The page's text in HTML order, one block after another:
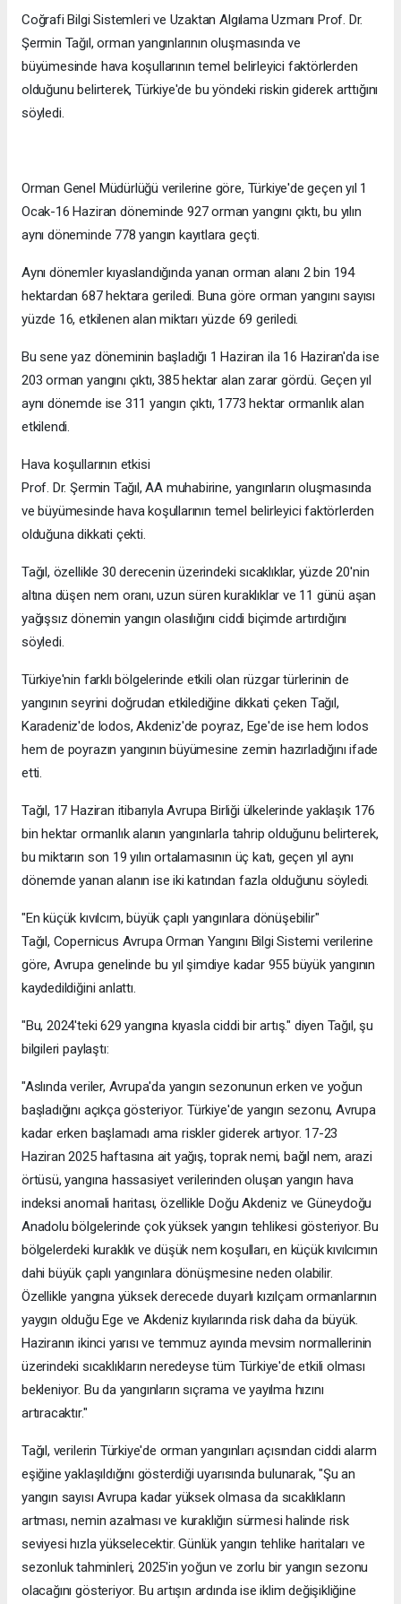
Coğrafi Bilgi Sistemleri ve Uzaktan Algılama Uzmanı Prof. Dr.
Şermin Tağıl, orman yangınlarının oluşmasında ve
büyümesinde hava koşullarının temel belirleyici faktörlerden
olduğunu belirterek, Türkiye'de bu yöndeki riskin giderek arttığını
söyledi.
Orman Genel Müdürlüğü verilerine göre, Türkiye'de geçen yıl 1
Ocak-16 Haziran döneminde 927 orman yangını çıktı, bu yılın
aynı döneminde 778 yangın kayıtlara geçti.
Aynı dönemler kıyaslandığında yanan orman alanı 2 bin 194
hektardan 687 hektara geriledi. Buna göre orman yangını sayısı
yüzde 16, etkilenen alan miktarı yüzde 69 geriledi.
Bu sene yaz döneminin başladığı 1 Haziran ila 16 Haziran'da ise
203 orman yangını çıktı, 385 hektar alan zarar gördü. Geçen yıl
aynı dönemde ise 311 yangın çıktı, 1773 hektar ormanlık alan
etkilendi.
Hava koşullarının etkisi
Prof. Dr. Şermin Tağıl, AA muhabirine, yangınların oluşmasında
ve büyümesinde hava koşullarının temel belirleyici faktörlerden
olduğuna dikkati çekti.
Tağıl, özellikle 30 derecenin üzerindeki sıcaklıklar, yüzde 20'nin
altına düşen nem oranı, uzun süren kuraklıklar ve 11 günü aşan
yağışsız dönemin yangın olasılığını ciddi biçimde artırdığını
söyledi.
Türkiye'nin farklı bölgelerinde etkili olan rüzgar türlerinin de
yangının seyrini doğrudan etkilediğine dikkati çeken Tağıl,
Karadeniz'de lodos, Akdeniz'de poyraz, Ege'de ise hem lodos
hem de poyrazın yangının büyümesine zemin hazırladığını ifade
etti.
Tağıl, 17 Haziran itibarıyla Avrupa Birliği ülkelerinde yaklaşık 176
bin hektar ormanlık alanın yangınlarla tahrip olduğunu belirterek,
bu miktarın son 19 yılın ortalamasının üç katı, geçen yıl aynı
dönemde yanan alanın ise iki katından fazla olduğunu söyledi.
"En küçük kıvılcım, büyük çaplı yangınlara dönüşebilir"
Tağıl, Copernicus Avrupa Orman Yangını Bilgi Sistemi verilerine
göre, Avrupa genelinde bu yıl şimdiye kadar 955 büyük yangının
kaydedildiğini anlattı.
"Bu, 2024'teki 629 yangına kıyasla ciddi bir artış." diyen Tağıl, şu
bilgileri paylaştı:
"Aslında veriler, Avrupa'da yangın sezonunun erken ve yoğun
başladığını açıkça gösteriyor. Türkiye'de yangın sezonu, Avrupa
kadar erken başlamadı ama riskler giderek artıyor. 17-23
Haziran 2025 haftasına ait yağış, toprak nemi, bağıl nem, arazi
örtüsü, yangına hassasiyet verilerinden oluşan yangın hava
indeksi anomali haritası, özellikle Doğu Akdeniz ve Güneydoğu
Anadolu bölgelerinde çok yüksek yangın tehlikesi gösteriyor. Bu
bölgelerdeki kuraklık ve düşük nem koşulları, en küçük kıvılcımın
dahi büyük çaplı yangınlara dönüşmesine neden olabilir.
Özellikle yangına yüksek derecede duyarlı kızılçam ormanlarının
yaygın olduğu Ege ve Akdeniz kıyılarında risk daha da büyük.
Haziranın ikinci yarısı ve temmuz ayında mevsim normallerinin
üzerindeki sıcaklıkların neredeyse tüm Türkiye'de etkili olması
bekleniyor. Bu da yangınların sıçrama ve yayılma hızını
artıracaktır."
Tağıl, verilerin Türkiye'de orman yangınları açısından ciddi alarm
eşiğine yaklaşıldığını gösterdiği uyarısında bulunarak, "Şu an
yangın sayısı Avrupa kadar yüksek olmasa da sıcaklıkların
artması, nemin azalması ve kuraklığın sürmesi halinde risk
seviyesi hızla yükselecektir. Günlük yangın tehlike haritaları ve
sezonluk tahminleri, 2025'in yoğun ve zorlu bir yangın sezonu
olacağını gösteriyor. Bu artışın ardında ise iklim değişikliğine